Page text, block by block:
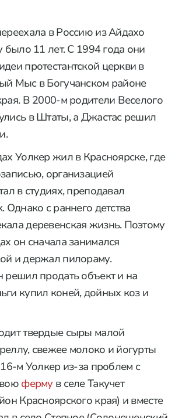
в Россию из Айдахо
11 лет. С 1994 года они
протестантской церкви в
Мыс в Богучанском районе
В 2000-м родители Веселого
в Штаты, а Джастас решил
Уолкер жил в Красноярске, где
организацией
в студиях, преподавал
Однако с раннего детства
деревенская жизнь. Поэтому
он сначала занимался
и держал пилораму.
решил продать объект и на
купил коней, дойных коз и
твердые сыры малой
свежее молоко и йогурты
м Уолкер из-за проблем с
фермув селе Такучет
Красноярского края) и вместе